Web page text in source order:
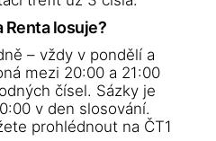
Renta losuje?
– vždy v pondělí a
mezi 20:00 a 21:00
čísel. Sázky je
v den slosování.
prohlédnout na ČT1